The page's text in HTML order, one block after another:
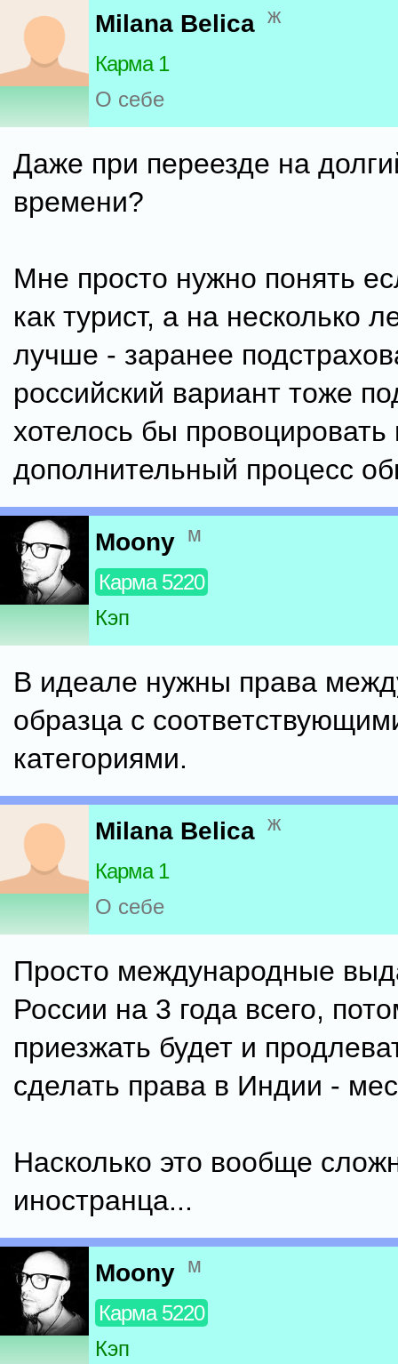
Milana Belica ж
Карма 1
О себе
Даже при переезде на
времени?
Мне просто нужно понять
как турист, а на несколько
лучше - заранее
российский вариант тоже
хотелось бы
дополнительный процесс
Moony м
Карма 5220
Кэп
В идеале нужны права
образца с
категориями.
Milana Belica ж
Карма 1
О себе
Просто международные
России на 3 года всего,
приезжать будет и
сделать права в Индии -
Насколько это вообще
иностранца...
Moony м
Карма 5220
Кэп